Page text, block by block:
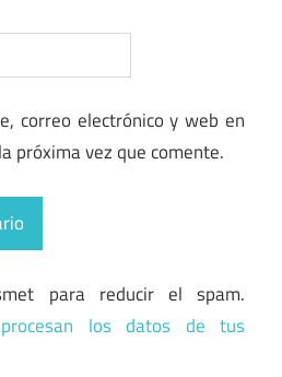
correo electrónico y web en
próxima vez que comente.
para reducir el spam.
los datos de tus